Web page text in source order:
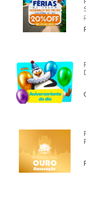
INFO
INFO
INFO